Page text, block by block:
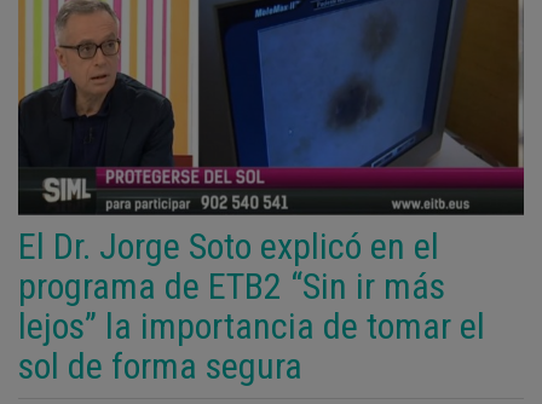
El Dr. Jorge Soto explicó en el
programa de ETB2 “Sin ir más
lejos” la importancia de tomar el
sol de forma segura